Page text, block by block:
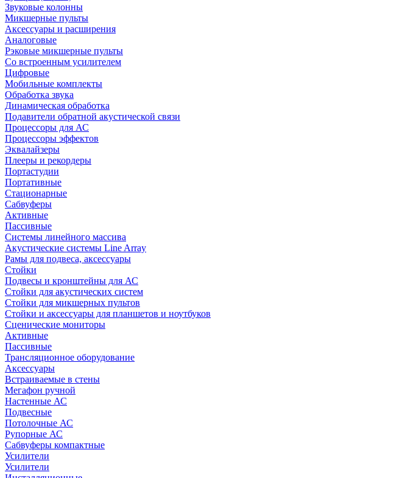
Звуковые колонны
Микшерные пульты
Аксессуары и расширения
Аналоговые
Рэковые микшерные пульты
Со встроенным усилителем
Цифровые
Мобильные комплекты
Обработка звука
Динамическая обработка
Подавители обратной акустической связи
Процессоры для АС
Процессоры эффектов
Эквалайзеры
Плееры и рекордеры
Портастудии
Портативные
Стационарные
Сабвуферы
Активные
Пассивные
Системы линейного массива
Акустические системы Line Array
Рамы для подвеса, аксессуары
Стойки
Подвесы и кронштейны для АС
Стойки для акустических систем
Стойки для микшерных пультов
Стойки и аксессуары для планшетов и ноутбуков
Сценические мониторы
Активные
Пассивные
Трансляционное оборудование
Аксессуары
Встраиваемые в стены
Мегафон ручной
Настенные АС
Подвесные
Потолочные АС
Рупорные АС
Сабвуферы компактные
Усилители
Усилители